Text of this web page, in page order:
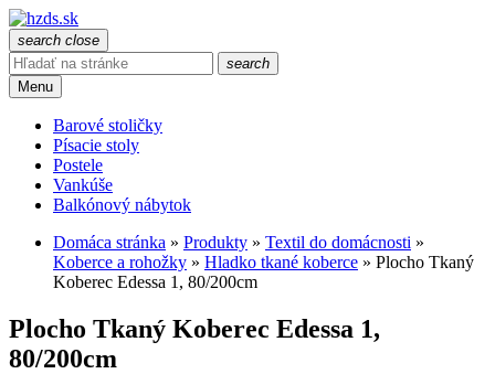
search close
search
Menu
Barové stoličky
Písacie stoly
Postele
Vankúše
Balkónový nábytok
Domáca stránka » Produkty » Textil do domácnosti »
Koberce a rohožky » Hladko tkané koberce » Plocho Tkaný
Koberec Edessa 1, 80/200cm
Plocho Tkaný Koberec Edessa 1,
80/200cm